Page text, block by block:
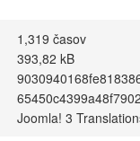
1,319 časov
393,82 kB
Joomla! 3